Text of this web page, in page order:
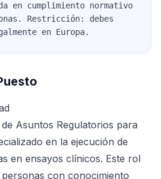
en cumplimiento normativo
Restricción: debes
en Europa.
Asuntos Regulatorios para
en la ejecución de
en ensayos clínicos. Este rol
con conocimiento